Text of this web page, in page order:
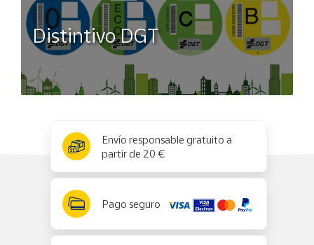
Distintivo DGT
Envío responsable gratuito a
partir de 20 €
Pago seguro